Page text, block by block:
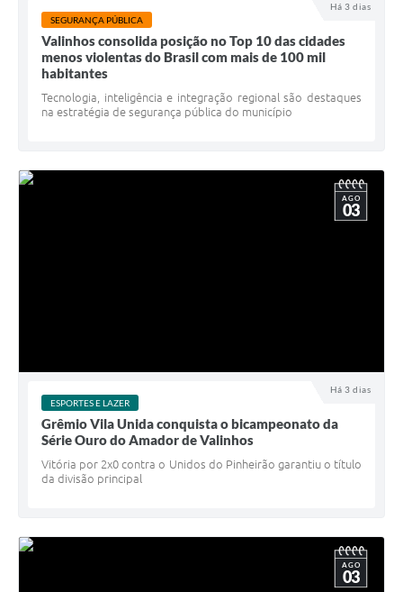
Há 3 dias
SEGURANÇA PÚBLICA
Valinhos consolida posição no Top 10 das cidades
menos violentas do Brasil com mais de 100 mil
habitantes
Tecnologia, inteligência e integração regional são destaques
na estratégia de segurança pública do município
Há 3 dias
AGO
03
ESPORTES E LAZER
Grêmio Vila Unida conquista o bicampeonato da
Série Ouro do Amador de Valinhos
Vitória por 2x0 contra o Unidos do Pinheirão garantiu o título
da divisão principal
AGO
03